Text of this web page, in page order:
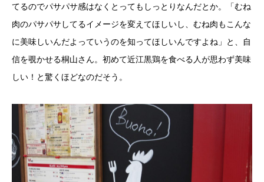
てるのでパサパサ感はなくとってもしっとりなんだとか。「むね
肉のパサパサしてるイメージを変えてほしいし、むね肉もこんな
に美味しいんだよっていうのを知ってほしいんですよね」と、自
信を覗かせる桐山さん。初めて近江黒鶏を食べる人が思わず美味
しい！と驚くほどなのだそう。